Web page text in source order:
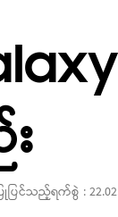
ပြင်သည့်ရက်စွဲ :